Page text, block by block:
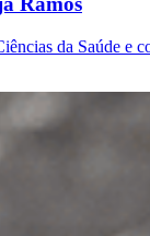
da Saúde e